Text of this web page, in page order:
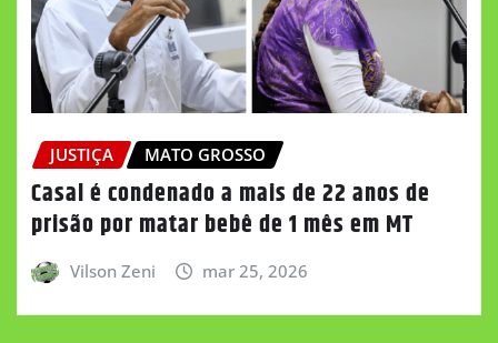
JUSTIÇA MATO GROSSO
Casal é condenado a mais de 22 anos de
prisão por matar bebê de 1 mês em MT
Vilson Zeni mar 25, 2026